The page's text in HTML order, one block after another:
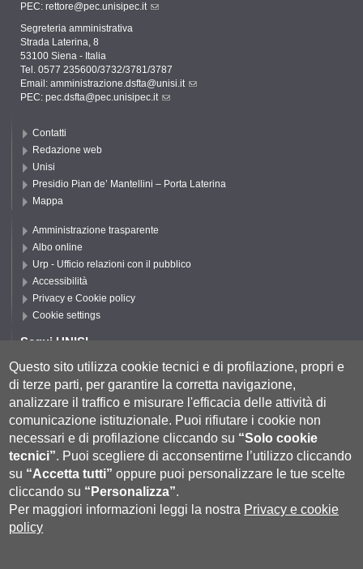
PEC: rettore@pec.unisipec.it
Segreteria amministrativa
Strada Laterina, 8
53100 Siena - Italia
Tel. 0577 235600/3732/3781/3787
Email: amministrazione.dsfta@unisi.it
PEC: pec.dsfta@pec.unisipec.it
Contatti
Redazione web
Unisi
Presidio Pian de’ Mantellini – Porta Laterina
Mappa
Amministrazione trasparente
Albo online
Urp - Ufficio relazioni con il pubblico
Accessibilità
Privacy e Cookie policy
Cookie settings
Segui UNISI
Segui DSFTA
Questo sito utilizza cookie tecnici e di profilazione, propri e
di terze parti, per garantire la corretta navigazione,
analizzare il traffico e misurare l'efficacia delle attività di
comunicazione istituzionale. Puoi rifiutare i cookie non
necessari e di profilazione cliccando su “Solo cookie
tecnici”. Puoi scegliere di acconsentirne l’utilizzo cliccando
su “Accetta tutti” oppure puoi personalizzare le tue scelte
cliccando su “Personalizza”.
Per maggiori informazioni leggi la nostra Privacy e cookie
policy